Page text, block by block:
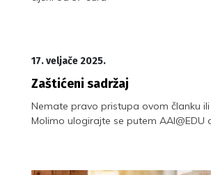
17. veljače 2025.
Zaštićeni sadržaj
Nemate pravo pristupa ovom članku ili
Molimo ulogirajte se putem AAI@EDU